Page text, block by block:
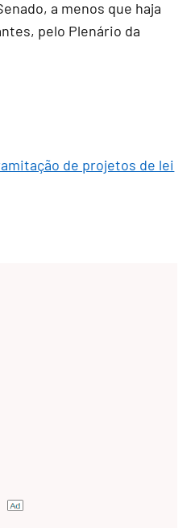
a menos que haja
pelo Plenário da
de projetos de lei